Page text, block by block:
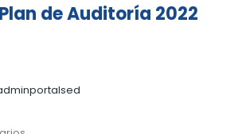
de Auditoría 2022